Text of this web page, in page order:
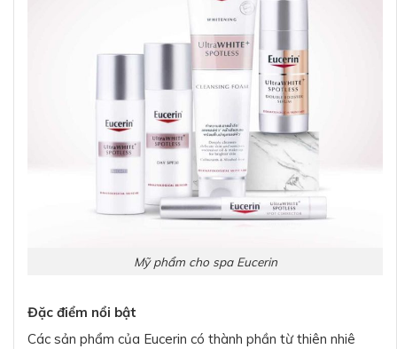
Mỹ phẩm cho spa Eucerin
Đặc điểm nổi bật
Các sản phẩm của Eucerin có thành phần từ thiên nhiê